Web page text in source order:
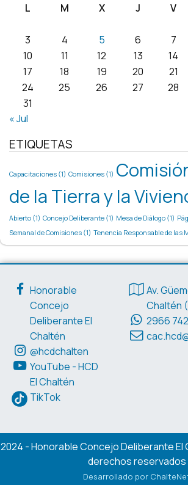
L
M X J V
3
4 5 6 7
10
11 12 13 14
17
18 19 20 21
24
25 26 27 28
31
« Jul
ETIQUETAS
Capacitaciones (1) Comisiones (1)
de la Tierra y la
Abierto (1) Concejo Deliberante (1) Mesa de Diálogo (1)
Semanal de Comisiones (1) Tenencia Responsable de las
Enlaces de interés
Honorable
Concejo
Deliberante El
Chaltén
@hcdchalten
YouTube - HCD
El Chaltén
TikTok
Datos de
Av.
Chaltén
2966
2024 - Honorable Concejo Deliberante El
derechos reservados
Desarrollado por